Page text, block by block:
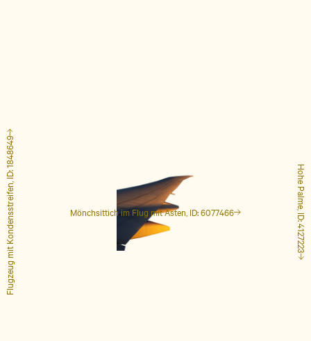
Mönchsittich im Flug mit Ästen, ID: 6077466 Hohe Palme, ID: 4127223
Flugzeug mit Kondensstreifen, ID: 1848649